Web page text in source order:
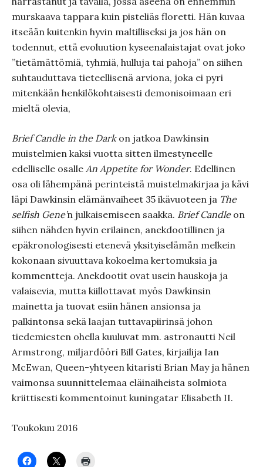
murskaava tappara kuin pisteliäs floretti. Hän kuvaa
itseään kuitenkin hyvin maltilliseksi ja jos hän on
todennut, että evoluution kyseenalaistajat ovat joko
”tietämättömiä, tyhmiä, hulluja tai pahoja” on siihen
suhtauduttava tieteellisenä arviona, joka ei pyri
mitenkään henkilökohtaisesti demonisoimaan eri
mieltä olevia,
Brief Candle in the Darkon jatkoa Dawkinsin
muistelmien kaksi vuotta sitten ilmestyneelle
edelliselle osalle An Appetite for Wonder. Edellinen
osa oli lähempänä perinteistä muistelmakirjaa ja kävi
läpi Dawkinsin elämänvaiheet 35 ikävuoteen ja The
selfish Gene’n julkaisemiseen saakka. Brief Candleon
siihen nähden hyvin erilainen, anekdootillinen ja
epäkronologisesti etenevä yksityiselämän melkein
kokonaan sivuuttava kokoelma kertomuksia ja
kommentteja. Anekdootit ovat usein hauskoja ja
valaisevia, mutta kiillottavat myös Dawkinsin
mainetta ja tuovat esiin hänen ansionsa ja
palkintonsa sekä laajan tuttavapiirinsä johon
tiedemiesten ohella kuuluvat mm. astronautti Neil
Armstrong, miljardööri Bill Gates, kirjailija Ian
McEwan, Queen-yhtyeen kitaristi Brian May ja hänen
vaimonsa suunnittelemaa eläinaiheista solmiota
kriittisesti kommentoinut kuningatar Elisabeth II.
Toukokuu 2016